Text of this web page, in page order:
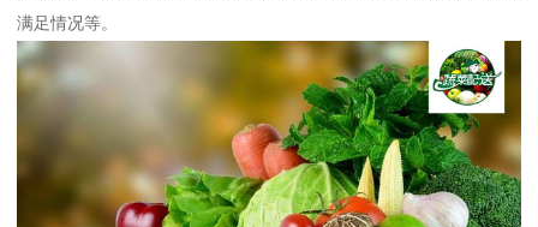
满足情况等。